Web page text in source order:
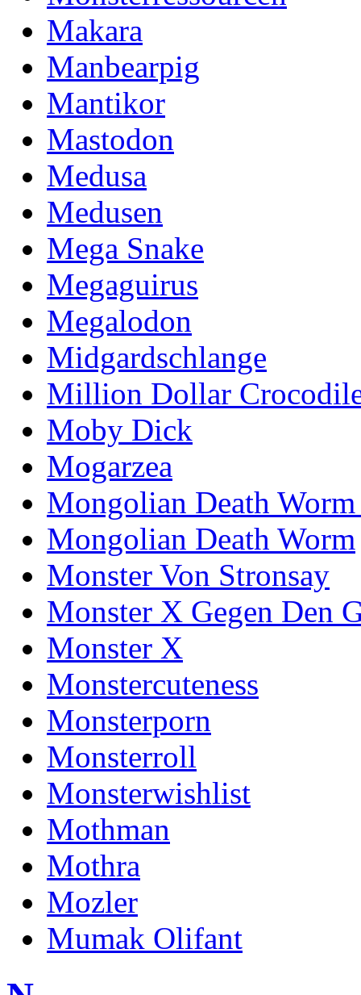
Makara
Manbearpig
Mantikor
Mastodon
Medusa
Medusen
Mega Snake
Megaguirus
Megalodon
Midgardschlange
Million Dollar
Moby Dick
Mogarzea
Mongolian Death
Mongolian Death Worm
Monster Von Stronsay
Monster X Gegen Den
Monster X
Monstercuteness
Monsterporn
Monsterroll
Monsterwishlist
Mothman
Mothra
Mozler
Mumak Olifant